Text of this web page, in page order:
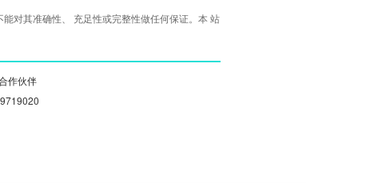
对其准确性、 充足性或完整性做任何保证。本 站
作伙伴